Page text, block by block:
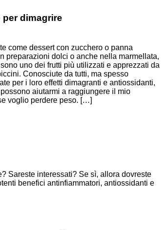
per dimagrire
come dessert con zucchero o panna
preparazioni dolci o anche nella marmellata,
uno dei frutti più utilizzati e apprezzati da
Conosciute da tutti, ma spesso
per i loro effetti dimagranti e antiossidanti,
possono aiutarmi a raggiungere il mio
voglio perdere peso. […]
Sareste interessati? Se sì, allora dovreste
benefici antinfiammatori, antiossidanti e